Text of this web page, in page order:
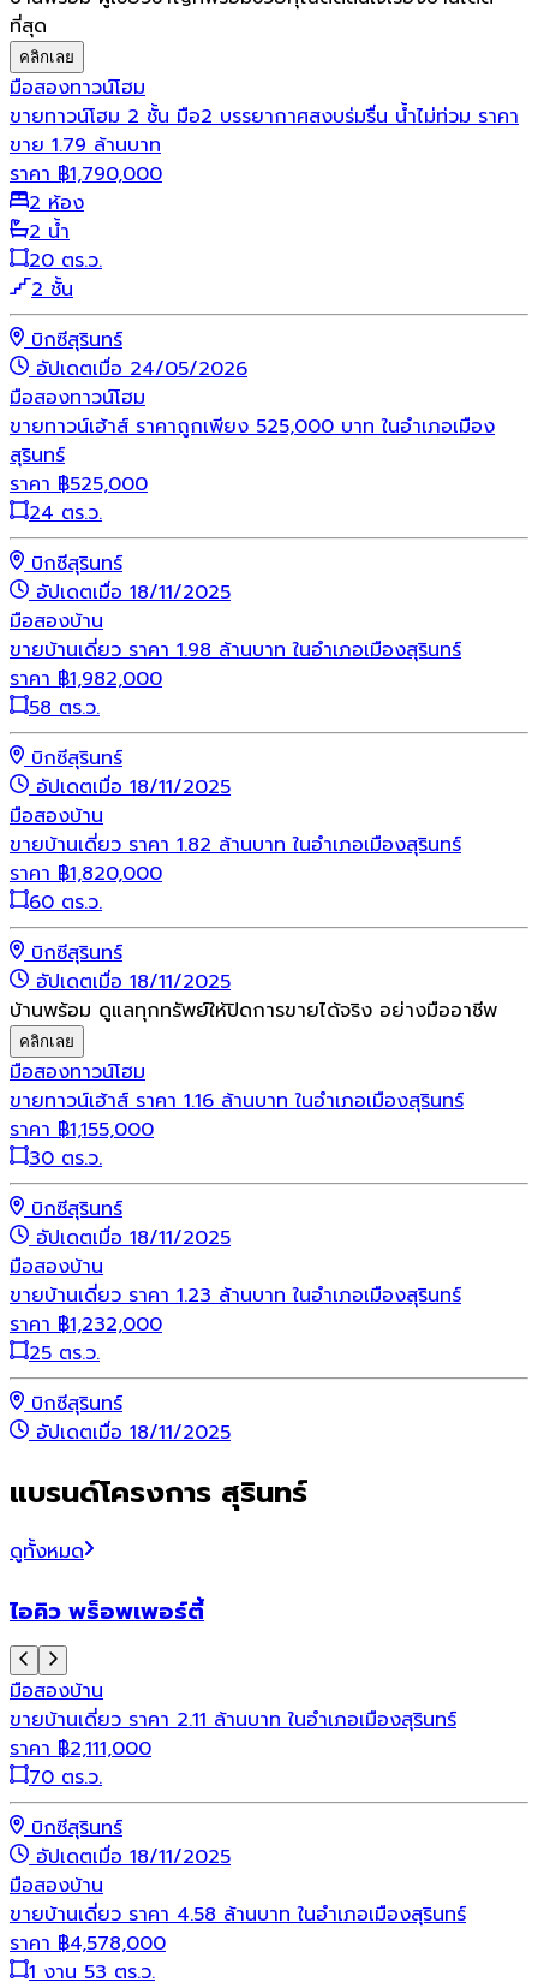
ที่สุด
คลิกเลย
มือสองทาวน์โฮม
ขายทาวน์โฮม 2 ชั้น มือ2 บรรยากาศสงบร่มรื่น น้ำไม่ท่วม ราคา
ขาย 1.79 ล้านบาท
ราคา ฿1,790,000
2 ห้อง
2 น้ำ
20 ตร.ว.
2 ชั้น
บิกซีสุรินทร์
อัปเดตเมื่อ 24/05/2026
มือสองทาวน์โฮม
ขายทาวน์เฮ้าส์ ราคาถูกเพียง 525,000 บาท ในอำเภอเมือง
สุรินทร์
ราคา ฿525,000
24 ตร.ว.
บิกซีสุรินทร์
อัปเดตเมื่อ 18/11/2025
มือสองบ้าน
ขายบ้านเดี่ยว ราคา 1.98 ล้านบาท ในอำเภอเมืองสุรินทร์
ราคา ฿1,982,000
58 ตร.ว.
บิกซีสุรินทร์
อัปเดตเมื่อ 18/11/2025
มือสองบ้าน
ขายบ้านเดี่ยว ราคา 1.82 ล้านบาท ในอำเภอเมืองสุรินทร์
ราคา ฿1,820,000
60 ตร.ว.
บิกซีสุรินทร์
อัปเดตเมื่อ 18/11/2025
บ้านพร้อม ดูแลทุกทรัพย์ให้ปิดการขายได้จริง อย่างมืออาชีพ
คลิกเลย
มือสองทาวน์โฮม
ขายทาวน์เฮ้าส์ ราคา 1.16 ล้านบาท ในอำเภอเมืองสุรินทร์
ราคา ฿1,155,000
30 ตร.ว.
บิกซีสุรินทร์
อัปเดตเมื่อ 18/11/2025
มือสองบ้าน
ขายบ้านเดี่ยว ราคา 1.23 ล้านบาท ในอำเภอเมืองสุรินทร์
ราคา ฿1,232,000
25 ตร.ว.
บิกซีสุรินทร์
อัปเดตเมื่อ 18/11/2025
แบรนด์โครงการ สุรินทร์
ดูทั้งหมด
ไอคิว พร็อพเพอร์ตี้
มือสองบ้าน
ขายบ้านเดี่ยว ราคา 2.11 ล้านบาท ในอำเภอเมืองสุรินทร์
ราคา ฿2,111,000
70 ตร.ว.
บิกซีสุรินทร์
อัปเดตเมื่อ 18/11/2025
มือสองบ้าน
ขายบ้านเดี่ยว ราคา 4.58 ล้านบาท ในอำเภอเมืองสุรินทร์
ราคา ฿4,578,000
1 งาน 53 ตร.ว.